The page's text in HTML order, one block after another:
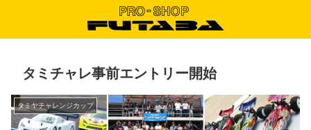
タミチャレ事前エントリー開始
タミヤチャレンジカップ